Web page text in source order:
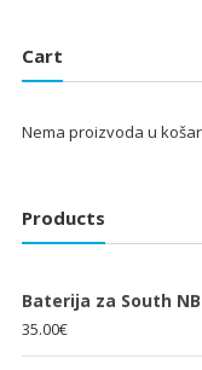
Cart
Nema proizvoda u
Products
Baterija za South
35.00€